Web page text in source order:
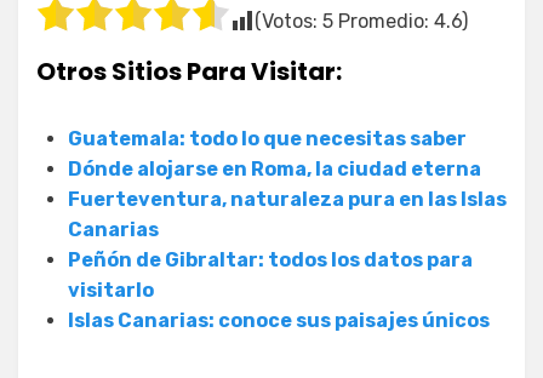
(Votos: 5 Promedio: 4.6)
Otros Sitios Para Visitar:
Guatemala: todo lo que necesitas saber
Dónde alojarse en Roma, la ciudad eterna
Fuerteventura, naturaleza pura en las Islas
Canarias
Peñón de Gibraltar: todos los datos para
visitarlo
Islas Canarias: conoce sus paisajes únicos